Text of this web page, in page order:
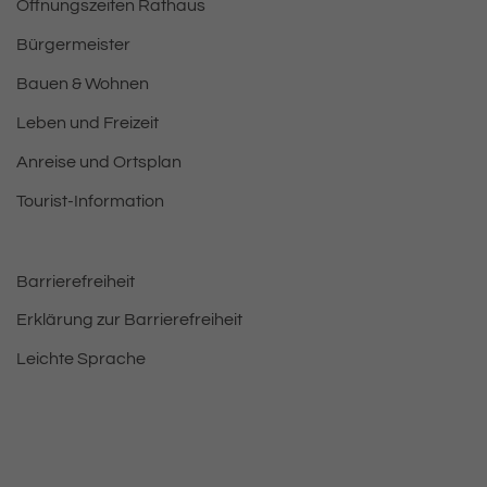
Öffnungszeiten Rathaus
Bürgermeister
Bauen & Wohnen
Leben und Freizeit
Anreise und Ortsplan
Tourist-Information
Barrierefreiheit
Erklärung zur Barrierefreiheit
Leichte Sprache